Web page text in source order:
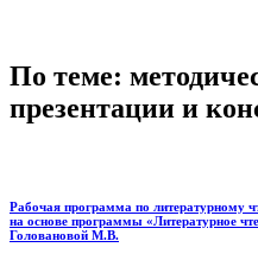
По теме:
презентации и
Рабочая программа по литературному
на основе программы «Литературное
Головановой М.В.